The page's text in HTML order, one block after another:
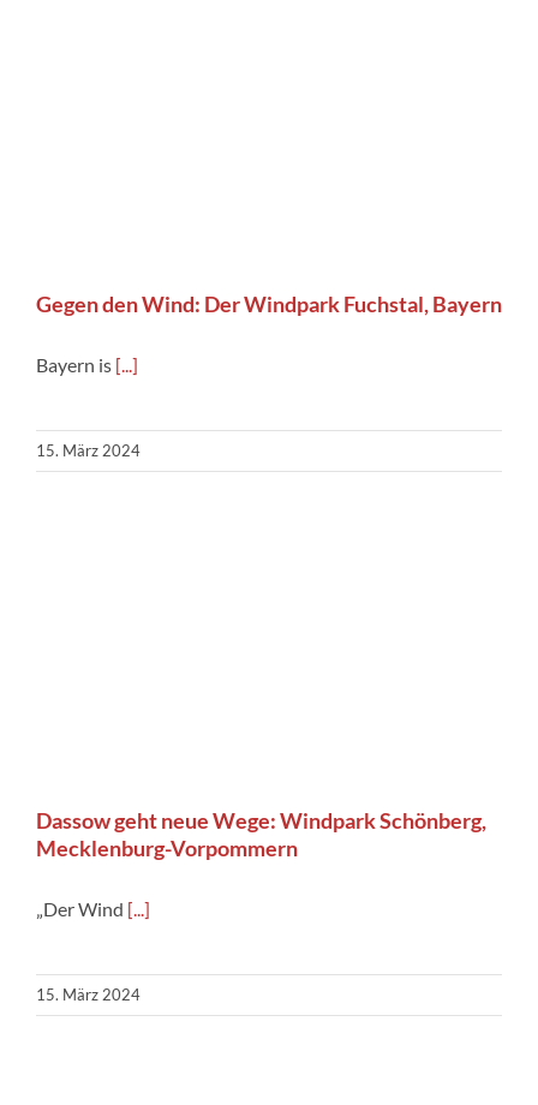
Gegen den Wind: Der Windpark Fuchstal, Bayern
Bayern is [...]
15. März 2024
Dassow geht neue Wege: Windpark Schönberg,
Mecklenburg-Vorpommern
„Der Wind [...]
15. März 2024